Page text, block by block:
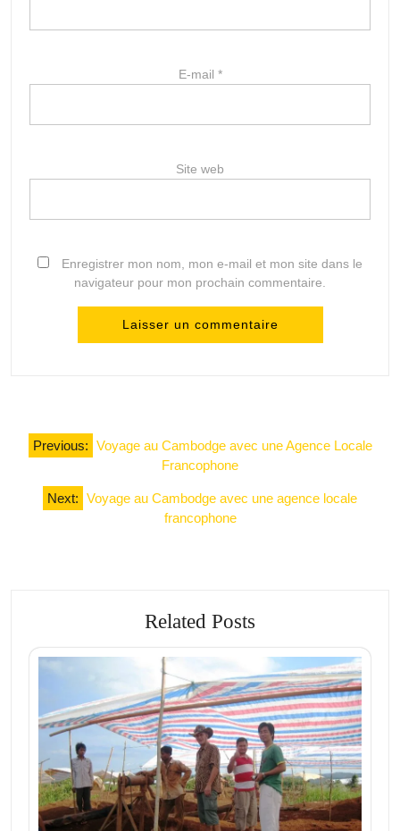
E-mail *
Site web
Enregistrer mon nom, mon e-mail et mon site dans le
navigateur pour mon prochain commentaire.
Navigation
de
l’article
Previous: Voyage au Cambodge avec une Agence Locale
Francophone
Next: Voyage au Cambodge avec une agence locale
francophone
Related Posts